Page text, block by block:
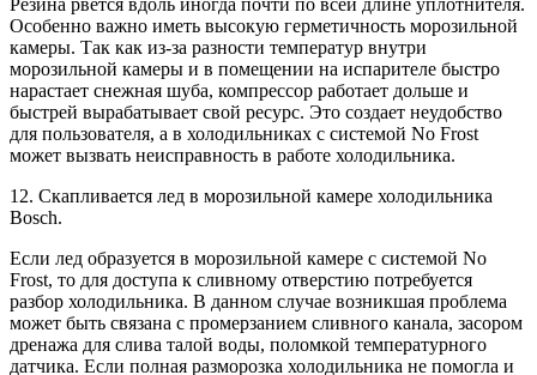
Особенно важно иметь высокую герметичность морозильной
камеры. Так как из-за разности температур внутри
морозильной камеры и в помещении на испарителе быстро
нарастает снежная шуба, компрессор работает дольше и
быстрей вырабатывает свой ресурс. Это создает неудобство
для пользователя, а в холодильниках с системой No Frost
может вызвать неисправность в работе холодильника.
12. Скапливается лед в морозильной камере холодильника
Bosch.
Если лед образуется в морозильной камере с системой No
Frost, то для доступа к сливному отверстию потребуется
разбор холодильника. В данном случае возникшая проблема
может быть связана с промерзанием сливного канала, засором
дренажа для слива талой воды, поломкой температурного
датчика. Если полная разморозка холодильника не помогла и